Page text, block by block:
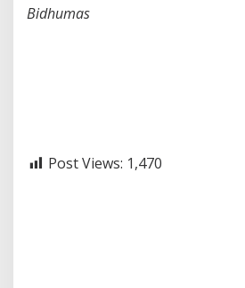
Bidhumas
Post Views: 1,470